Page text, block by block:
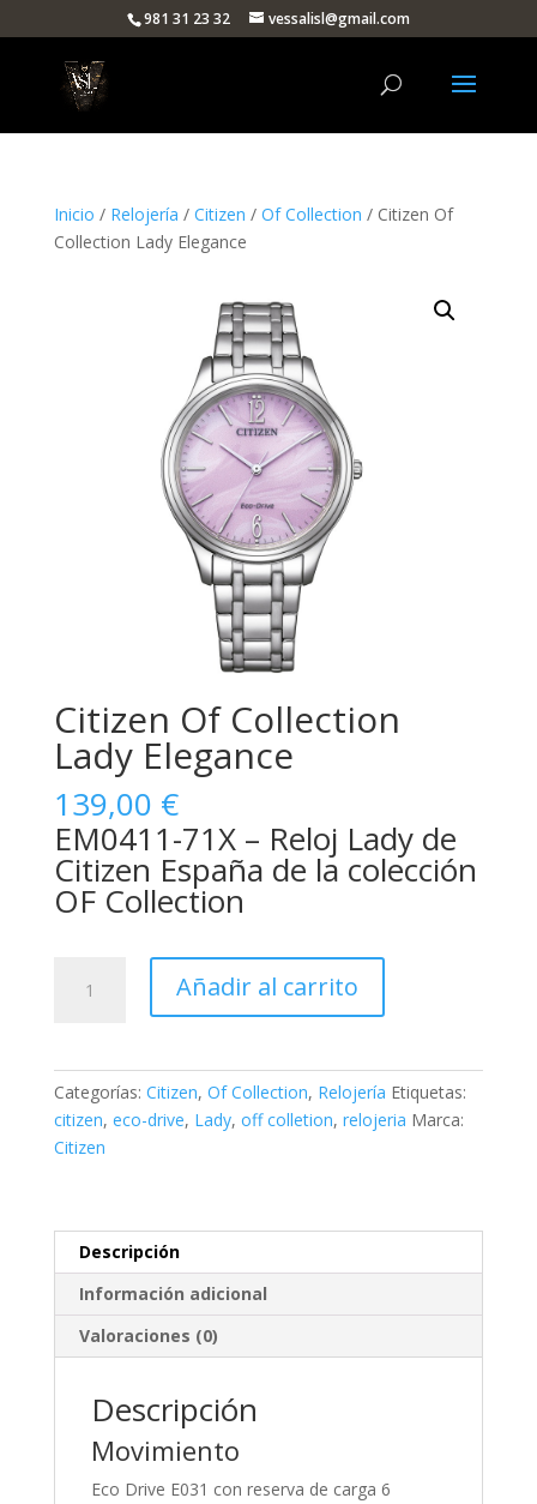
981 31 23 32 vessalisl@gmail.com
Inicio / Relojería / Citizen / Of Collection / Citizen Of
Collection Lady Elegance
Citizen Of Collection
Lady Elegance
139,00 €
EM0411-71X – Reloj Lady de
Citizen España de la colección
OF Collection
Elegance
cantidad
Añadir al carrito
Categorías: Citizen, Of Collection, Relojería Etiquetas:
citizen, eco-drive, Lady, off colletion, relojeria Marca:
Citizen
Descripción
Información adicional
Valoraciones (0)
Descripción
Movimiento
Eco Drive E031 con reserva de carga 6